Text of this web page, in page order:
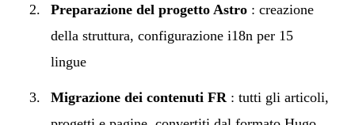
Preparazione del progetto Astro : creazione
della struttura, configurazione i18n per 15
lingue
Migrazione dei contenuti FR : tutti gli articoli,